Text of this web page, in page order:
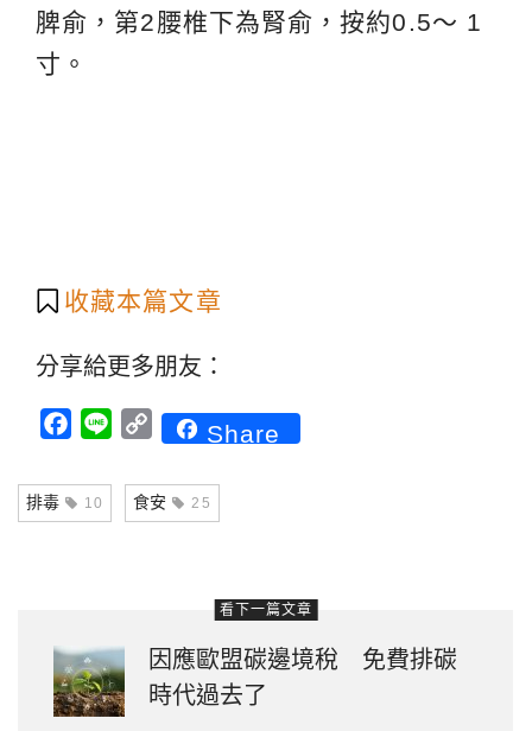
脾俞，第2腰椎下為腎俞，按約0.5～ 1
寸。
收藏本篇文章
分享給更多朋友：
Facebook
Line CopyShare
排毒 10 食安 25
看下一篇文章
因應歐盟碳邊境稅 免費排碳
時代過去了